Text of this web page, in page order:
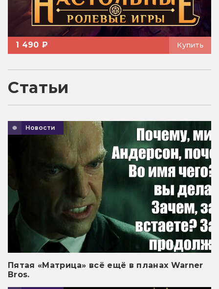
1 490 ₽ Купить
Статьи
Новости
Пятая «Матрица» всё ещё в планах Warner
Bros.